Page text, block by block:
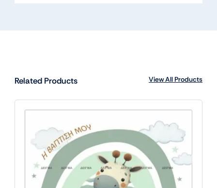
Related Products View All Products